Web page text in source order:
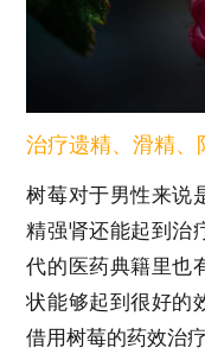
治疗遗精、滑精、
树莓对于男性来说
精强肾还能起到治
代的医药典籍里也
状能够起到很好的
借用树莓的药效治疗